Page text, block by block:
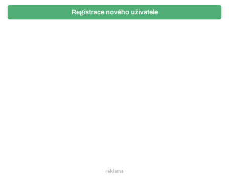
Registrace nového uživatele